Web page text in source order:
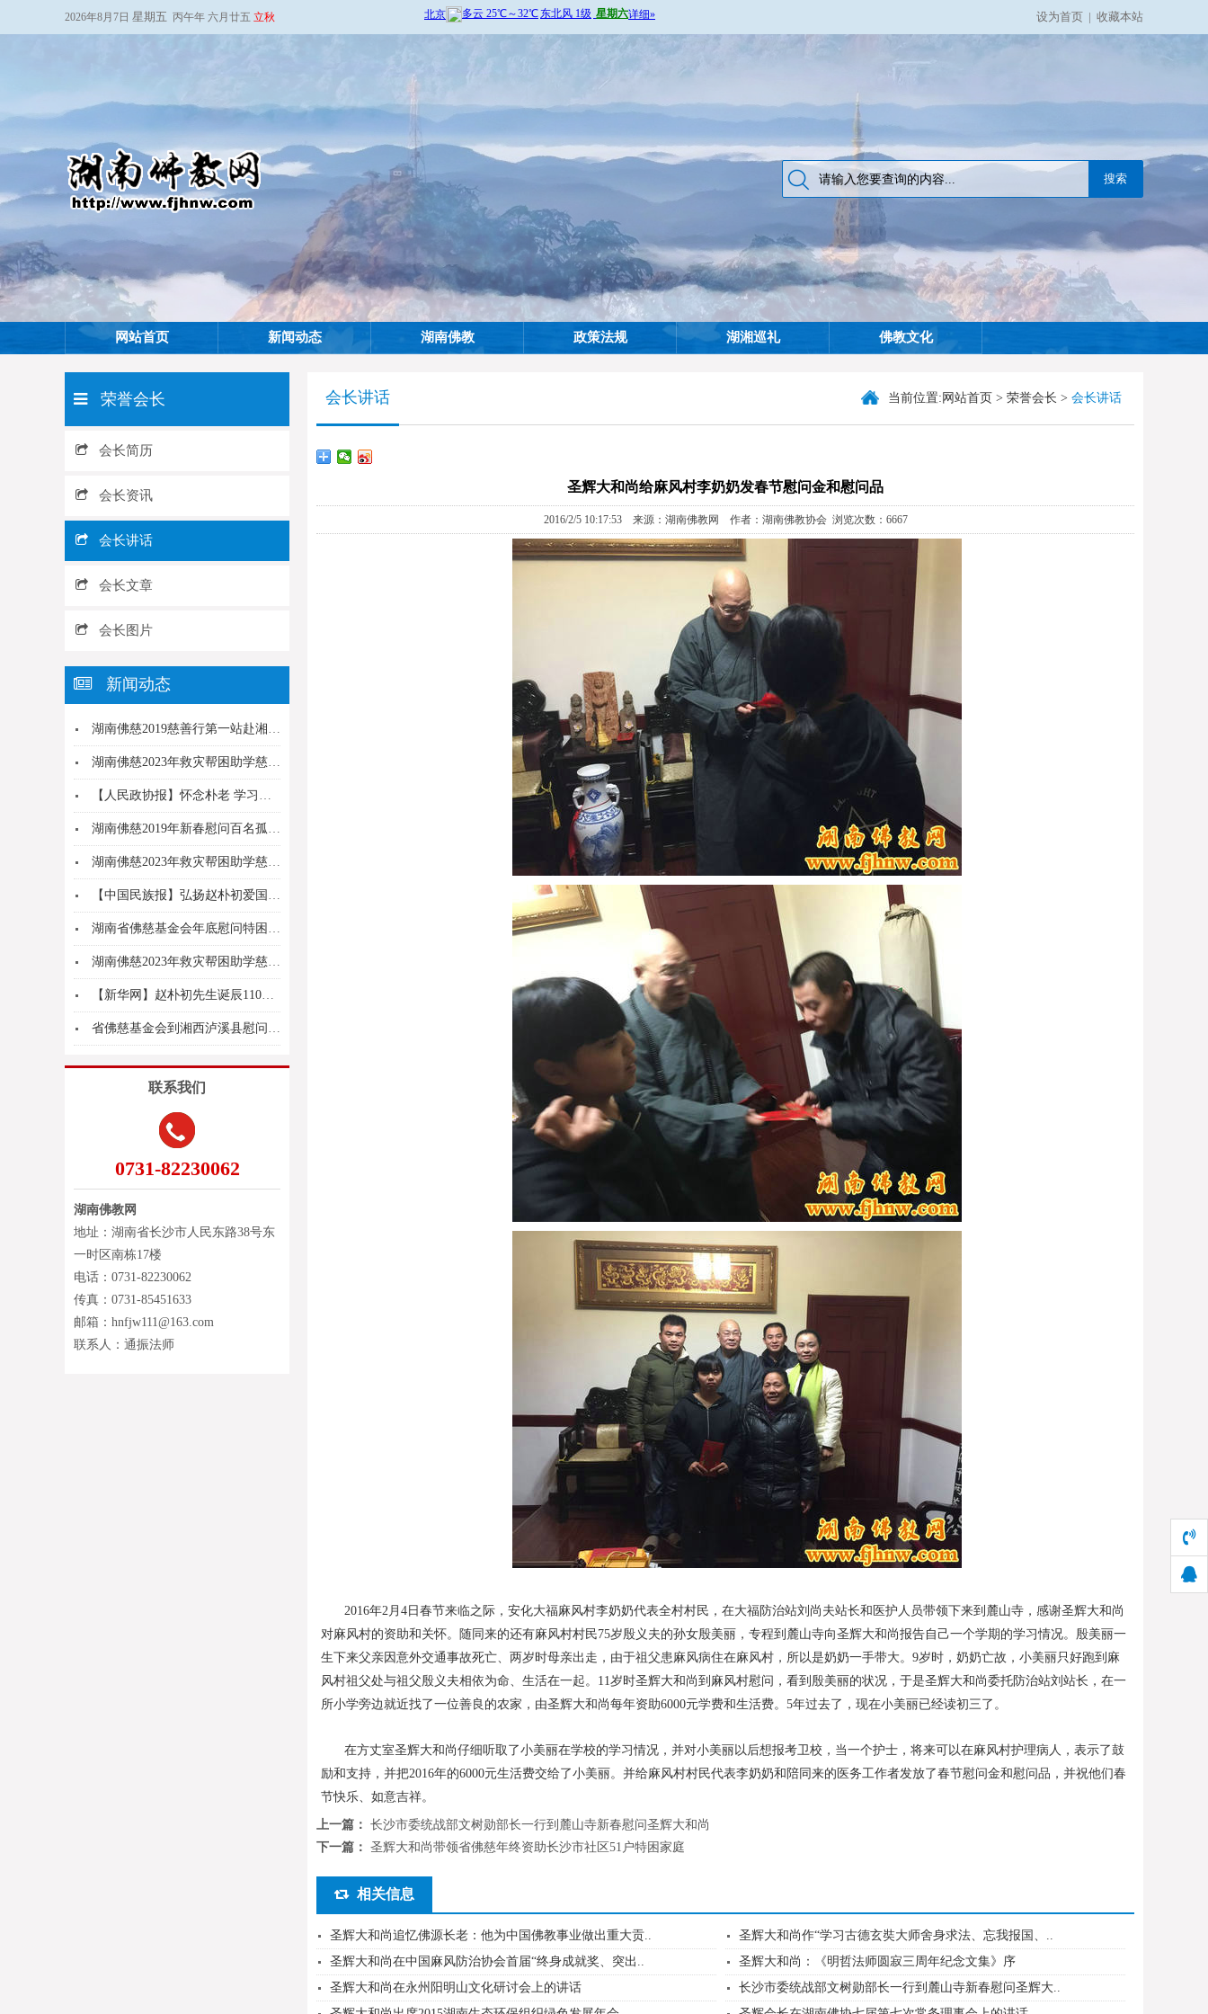
2026年8月7日 星期五 丙午年 六月廿五 立秋 设为首页 | 收藏本站
网站首页 新闻动态 湖南佛教 政策法规 湖湘巡礼 佛教文化
荣誉会长
会长简历
会长资讯
会长讲话
会长文章
会长图片
新闻动态
湖南佛慈2019慈善行第一站赴湘西泸溪精准扶贫
湖南佛慈2023年救灾帮困助学慈善行第八站--...
【人民政协报】怀念朴老 学习朴老——湖南、安徽...
湖南佛慈2019年新春慰问百名孤老团年宴在长沙...
湖南佛慈2023年救灾帮困助学慈善行第六站湖南...
【中国民族报】弘扬赵朴初爱国爱教精神——湘皖两...
湖南省佛慈基金会年底慰问特困家庭活动
湖南佛慈2023年救灾帮困助学慈善行第四站湖南...
【新华网】赵朴初先生诞辰110周年 百名专家齐...
省佛慈基金会到湘西泸溪县慰问苗寨受灾父老乡亲
联系我们
0731-82230062
湖南佛教网
地址：湖南省长沙市人民东路38号东
一时区南栋17楼
电话：0731-82230062
传真：0731-85451633
邮箱：hnfjw111@163.com
联系人：通振法师
会长讲话 当前位置: 网站首页 > 荣誉会长 > 会长讲话
圣辉大和尚给麻风村李奶奶发春节慰问金和慰问品
2016/2/5 10:17:53 来源：湖南佛教网 作者：湖南佛教协会 浏览次数：6667
2016年2月4日春节来临之际，安化大福麻风村李奶奶代表全村村民，在大福防治站刘尚夫站长和医护人员带领下来到麓山寺，感谢圣辉大和尚
对麻风村的资助和关怀。随同来的还有麻风村村民75岁殷义夫的孙女殷美丽，专程到麓山寺向圣辉大和尚报告自己一个学期的学习情况。殷美丽一
生下来父亲因意外交通事故死亡、两岁时母亲出走，由于祖父患麻风病住在麻风村，所以是奶奶一手带大。9岁时，奶奶亡故，小美丽只好跑到麻
风村祖父处与祖父殷义夫相依为命、生活在一起。11岁时圣辉大和尚到麻风村慰问，看到殷美丽的状况，于是圣辉大和尚委托防治站刘站长，在一
所小学旁边就近找了一位善良的农家，由圣辉大和尚每年资助6000元学费和生活费。5年过去了，现在小美丽已经读初三了。
在方丈室圣辉大和尚仔细听取了小美丽在学校的学习情况，并对小美丽以后想报考卫校，当一个护士，将来可以在麻风村护理病人，表示了鼓
励和支持，并把2016年的6000元生活费交给了小美丽。并给麻风村村民代表李奶奶和陪同来的医务工作者发放了春节慰问金和慰问品，并祝他们春
节快乐、如意吉祥。
上一篇： 长沙市委统战部文树勋部长一行到麓山寺新春慰问圣辉大和尚
下一篇： 圣辉大和尚带领省佛慈年终资助长沙市社区51户特困家庭
相关信息
圣辉大和尚追忆佛源长老：他为中国佛教事业做出重大贡..
圣辉大和尚作“学习古德玄奘大师舍身求法、忘我报国、..
圣辉大和尚在中国麻风防治协会首届“终身成就奖、突出..
圣辉大和尚：《明哲法师圆寂三周年纪念文集》序
圣辉大和尚在永州阳明山文化研讨会上的讲话
长沙市委统战部文树勋部长一行到麓山寺新春慰问圣辉大..